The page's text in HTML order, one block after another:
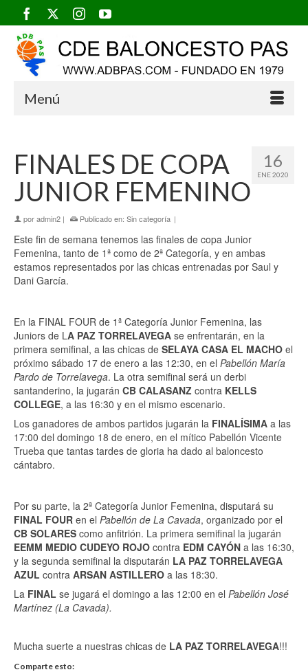
Menú
16
ENE 2020
FINALES DE COPA
JUNIOR FEMENINO
poradmin2 | Publicado en: Sin categoría |
Este fin de semana tenemos las finales de copa Junior
Femenina, tanto de 1ª como de 2ª Categoría, y en ambas
estamos representados por las chicas entrenadas por Saul y
Dani García.
En la FINAL FOUR de 1ª Categoría Junior Femenina, las
Juniors de LA PAZ TORRELAVEGA se enfrentarán, en la
primera semifinal, a las chicas de SELAYA CASA EL MACHO el
próximo sábado 17 de enero a las 12:30, en el Pabellón María
Pardo de Torrelavega. La otra semifinal será un derbi
santanderino, la jugarán CB CALASANZ contra KELLS
COLLEGE, a las 16:30 y en el mismo escenario.
Los ganadores de ambos partidos jugarán la FINALÍSIMA a las
17:00 del domingo 18 de enero, en el mítico Pabellón Vicente
Trueba que tantas tardes de gloria ha dado al baloncesto
cántabro.
Por su parte, la 2ª Categoría Junior Femenina, disputará su
FINAL FOUR en el Pabellón de La Cavada, organizado por el
CB SOLARES como anfitrión. La primera semifinal la jugarán
EEMM MEDIO CUDEYO ROJO contra EDM CAYÓN a las 16:30,
y la segunda semifinal la disputarán LA PAZ TORRELAVEGA
AZUL contra ARSAN ASTILLERO a las 18:30.
La FINAL se jugará el domingo a las 12:00 en el Pabellón José
Martínez (La Cavada).
Mucha suerte a nuestras chicas de LA PAZ TORRELAVEGA!!!
Comparte esto: